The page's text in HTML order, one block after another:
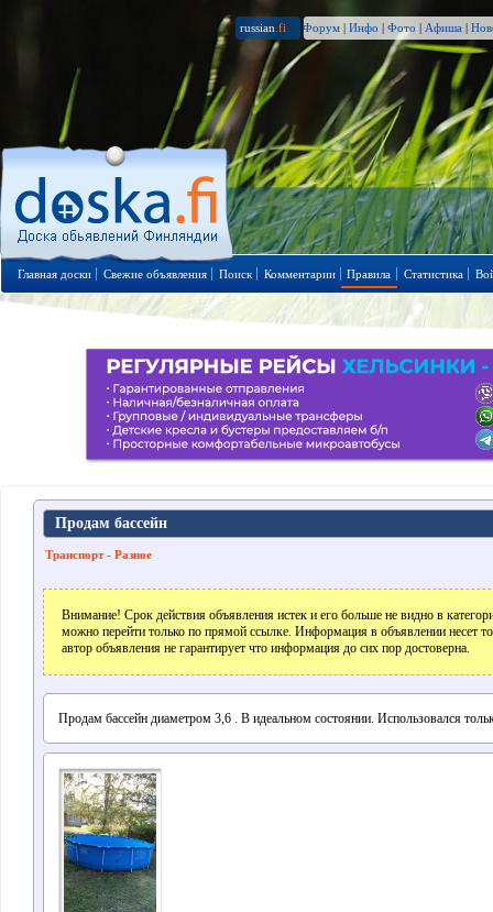
russian .fi Форум | Инфо | Фото | Афиша |
Главная доски Свежие объявления Поиск Комментарии Правила Статистика
Продам бассейн
Транспорт - Разное
Внимание! Срок действия объявления истек и его больше не видно в
можно перейти только по прямой ссылке. Информация в объявлении несет
автор объявления не гарантирует что информация до сих пор достоверна.
Продам бассейн диаметром 3,6 . В идеальном состоянии. Использовался